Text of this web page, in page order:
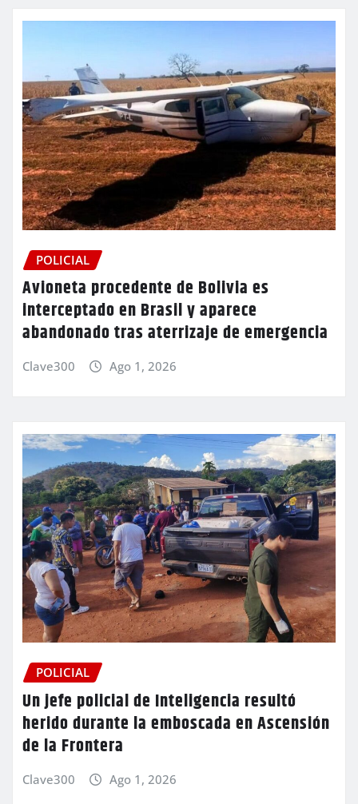
POLICIAL
Avioneta procedente de Bolivia es
interceptado en Brasil y aparece
abandonado tras aterrizaje de emergencia
Clave300 Ago 1, 2026
POLICIAL
Un jefe policial de Inteligencia resultó
herido durante la emboscada en Ascensión
de la Frontera
Clave300 Ago 1, 2026